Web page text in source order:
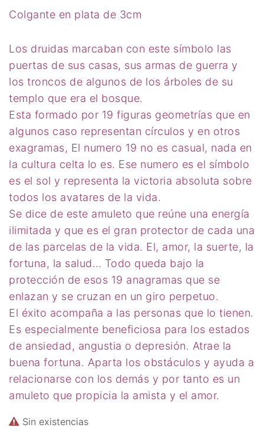
Para El Exito
Aceites para ritual
Aguas para Ritual
Baños y Despojos
Hierbas y Plantas para
Ritual
Inciensos y Resinas para
Ritual
Jabón Esotérico
Cartas de Tarot
Chakras
Minerales Mágicos
Para Estudios
Para Fertilidad y Bebés
Para La Salud
Para Limpieza De Malas
Colgante en plata de 3cm
Los druidas marcaban con este símbolo las
puertas de sus casas, sus armas de guerra y
los troncos de algunos de los árboles de su
templo que era el bosque.
Esta formado por 19 figuras geometrías que en
algunos caso representan círculos y en otros
exagramas, El numero 19 no es casual, nada en
la cultura celta lo es. Ese numero es el símbolo
es el sol y representa la victoria absoluta sobre
todos los avatares de la vida.
Se dice de este amuleto que reúne una energía
ilimitada y que es el gran protector de cada una
de las parcelas de la vida. El, amor, la suerte, la
fortuna, la salud… Todo queda bajo la
protección de esos 19 anagramas que se
enlazan y se cruzan en un giro perpetuo.
El éxito acompaña a las personas que lo tienen.
Es especialmente beneficiosa para los estados
de ansiedad, angustia o depresión. Atrae la
buena fortuna. Aparta los obstáculos y ayuda a
relacionarse con los demás y por tanto es un
amuleto que propicia la amista y el amor.
Sin existencias